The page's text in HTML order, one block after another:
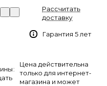
:
Рассчитать
доставку
Гарантия 5 лет
Цена действительна
только для интернет-
магазина и может